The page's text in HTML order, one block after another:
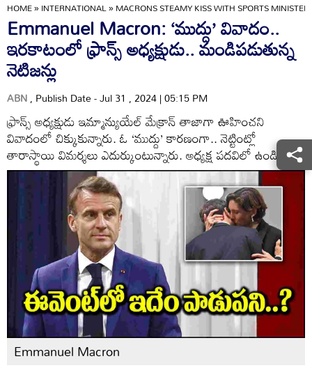
HOME»INTERNATIONAL»MACRONS STEAMY KISS WITH SPORTS
Emmanuel Macron: ‘ముద్దు’ వివాదం..
ఇరకాటంలో ఫ్రాన్స్ అధ్యక్షుడు.. మండిపడుతున్న
నెటిజన్లు
ABN, Publish Date - Jul 31 , 2024 | 05:15 PM
ఫ్రాన్స్‌ అధ్యక్షుడు ఇమ్మాన్యుయేల్‌ మేక్రాన్‌ తాజాగా ఊహించని
వివాదంలో చిక్కుకున్నారు. ఓ ‘ముద్దు’ కారణంగా.. నెట్టింట్లో
తారాస్థాయి విమర్శలు ఎదుర్కుంటున్నారు. అధ్యక్ష పదవిలో ఉండి..
Emmanuel Macron